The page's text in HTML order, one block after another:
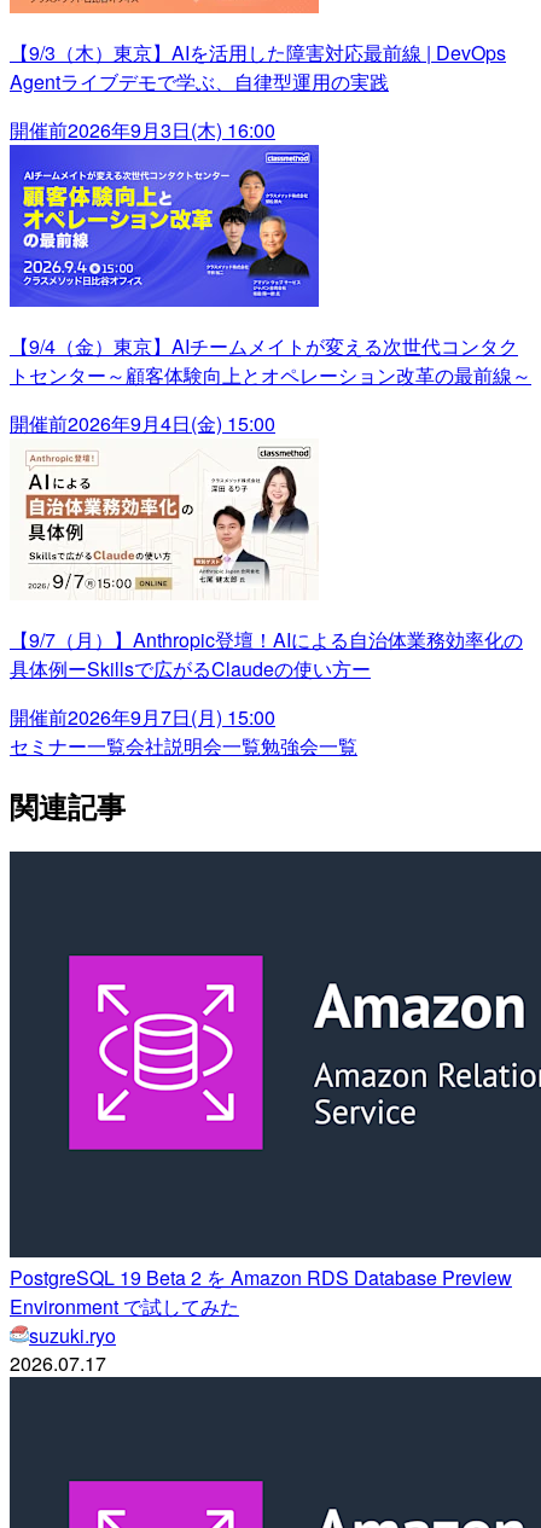
【9/3（木）東京】AIを活用した障害対応最前線 | DevOps
Agentライブデモで学ぶ、自律型運用の実践
開催前2026年9月3日(木) 16:00
【9/4（金）東京】AIチームメイトが変える次世代コンタク
トセンター～顧客体験向上とオペレーション改革の最前線～
開催前2026年9月4日(金) 15:00
【9/7（月）】Anthropic登壇！AIによる自治体業務効率化の
具体例ーSkillsで広がるClaudeの使い方ー
開催前2026年9月7日(月) 15:00
セミナー一覧会社説明会一覧勉強会一覧
関連記事
PostgreSQL 19 Beta 2 を Amazon RDS Database Preview
Environment で試してみた
suzuki.ryo
2026.07.17